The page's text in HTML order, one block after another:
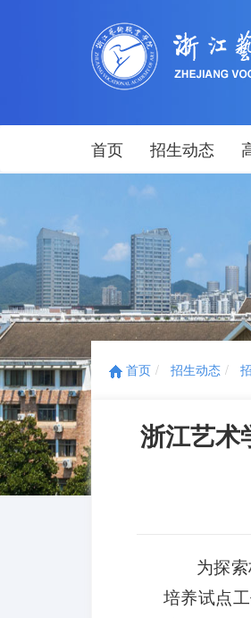
首页 招生动态
首页 招生动态
浙江艺术
为探
培养试点